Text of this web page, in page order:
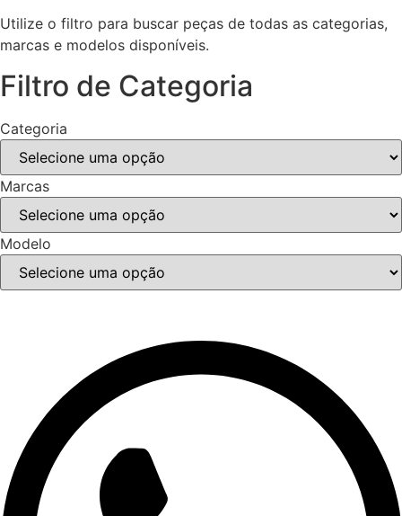
Utilize o filtro para buscar peças de todas as categorias,
marcas e modelos disponíveis.
Filtro de Categoria
Categoria
Marcas
Modelo